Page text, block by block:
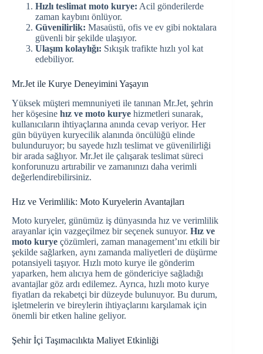
Hızlı teslimat moto kurye: Acil gönderilerde
zaman kaybını önlüyor.
Güvenilirlik: Masaüstü, ofis ve ev gibi noktalara
güvenli bir şekilde ulaşıyor.
Ulaşım kolaylığı: Sıkışık trafikte hızlı yol kat
edebiliyor.
Mr.Jet ile Kurye Deneyimini Yaşayın
Yüksek müşteri memnuniyeti ile tanınan Mr.Jet, şehrin
her köşesine hız ve moto kurye hizmetleri sunarak,
kullanıcıların ihtiyaçlarına anında cevap veriyor. Her
gün büyüyen kuryecilik alanında öncülüğü elinde
bulunduruyor; bu sayede hızlı teslimat ve güvenilirliği
bir arada sağlıyor. Mr.Jet ile çalışarak teslimat süreci
konforunuzu artırabilir ve zamanınızı daha verimli
değerlendirebilirsiniz.
Hız ve Verimlilik: Moto Kuryelerin Avantajları
Moto kuryeler, günümüz iş dünyasında hız ve verimlilik
arayanlar için vazgeçilmez bir seçenek sunuyor. Hız ve
moto kurye çözümleri, zaman management’ını etkili bir
şekilde sağlarken, aynı zamanda maliyetleri de düşürme
potansiyeli taşıyor. Hızlı moto kurye ile gönderim
yaparken, hem alıcıya hem de göndericiye sağladığı
avantajlar göz ardı edilemez. Ayrıca, hızlı moto kurye
fiyatları da rekabetçi bir düzeyde bulunuyor. Bu durum,
işletmelerin ve bireylerin ihtiyaçlarını karşılamak için
önemli bir etken haline geliyor.
Şehir İçi Taşımacılıkta Maliyet Etkinliği